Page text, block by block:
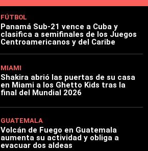
FÚTBOL
Panamá Sub-21 vence a Cuba y
clasifica a semifinales de los Juegos
Centroamericanos y del Caribe
MIAMI
Shakira abrió las puertas de su casa
en Miami a los Ghetto Kids tras la
final del Mundial 2026
GUATEMALA
Volcán de Fuego en Guatemala
aumenta su actividad y obliga a
evacuar dos aldeas